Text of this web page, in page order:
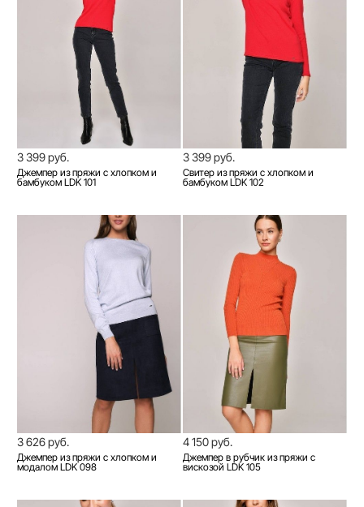
3 399 руб.
Джемпер из пряжи с хлопком и
бамбуком LDK 101
3 399 руб.
Свитер из пряжи с хлопком и
бамбуком LDK 102
3 626 руб.
Джемпер из пряжи с хлопком и
модалом LDK 098
4 150 руб.
Джемпер в рубчик из пряжи с
вискозой LDK 105